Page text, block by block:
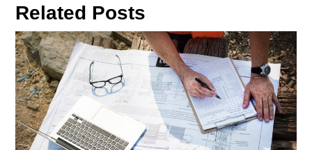
Related Posts
dan